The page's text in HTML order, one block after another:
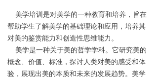
美学培训是对美学的一种教育和培养，旨在
帮助学生了解美学的基础理论和应用，培养其
对美的鉴赏能力和创造性思维能力。
美学是一种关于美的哲学学科。它研究美的
概念、价值、标准，探讨人类对美的感受和体
验，展现出美的本质和未来的发展趋势。美学